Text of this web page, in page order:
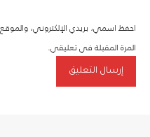
احفظ اسمي، بريدي الإلكتروني،
المرة المقبلة في تعليقي.